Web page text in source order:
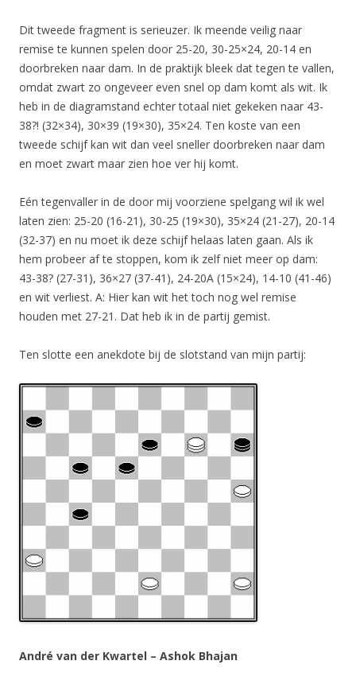
Dit tweede fragment is serieuzer. Ik meende veilig naar
remise te kunnen spelen door 25-20, 30-25×24, 20-14 en
doorbreken naar dam. In de praktijk bleek dat tegen te vallen,
omdat zwart zo ongeveer even snel op dam komt als wit. Ik
heb in de diagramstand echter totaal niet gekeken naar 43-
38?! (32×34), 30×39 (19×30), 35×24. Ten koste van een
tweede schijf kan wit dan veel sneller doorbreken naar dam
en moet zwart maar zien hoe ver hij komt.
Eén tegenvaller in de door mij voorziene spelgang wil ik wel
laten zien: 25-20 (16-21), 30-25 (19×30), 35×24 (21-27), 20-14
(32-37) en nu moet ik deze schijf helaas laten gaan. Als ik
hem probeer af te stoppen, kom ik zelf niet meer op dam:
43-38? (27-31), 36×27 (37-41), 24-20A (15×24), 14-10 (41-46)
en wit verliest. A: Hier kan wit het toch nog wel remise
houden met 27-21. Dat heb ik in de partij gemist.
Ten slotte een anekdote bij de slotstand van mijn partij:
André van der Kwartel – Ashok Bhajan